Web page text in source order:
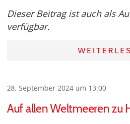
Dieser Beitrag ist auch als
verfügbar.
28. September 2024 um 13:00
Auf allen Weltmeeren zu